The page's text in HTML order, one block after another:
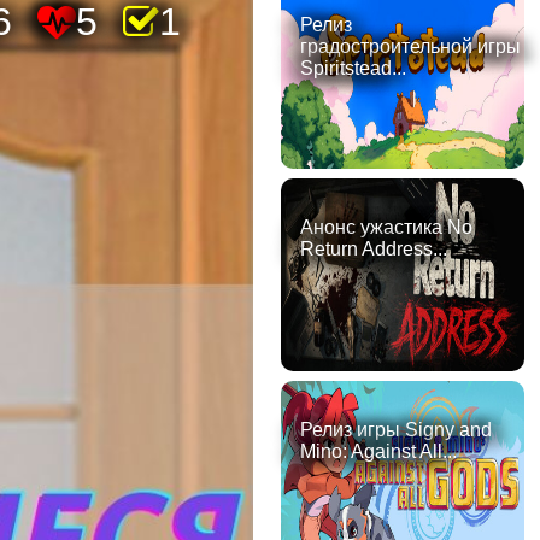
5 1
Релиз
градостроительной игры
Spiritstead...
Анонс ужастика No
Return Address...
Релиз игры Signy and
Mino: Against All...